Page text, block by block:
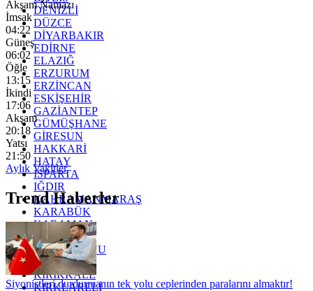
DENİZLİ
DÜZCE
DİYARBAKIR
EDİRNE
ELAZIĞ
ERZURUM
ERZİNCAN
ESKİŞEHİR
GAZİANTEP
GÜMÜŞHANE
GİRESUN
HAKKARİ
HATAY
ISPARTA
IĞDIR
KAHRAMANMARAŞ
KARABÜK
KARAMAN
KARS
KASTAMONU
KAYSERİ
KIRIKKALE
KIRKLARELİ
Akşam Namazı
İmsak
04:22
Güneş
06:02
Öğle
13:15
İkindi
17:06
Akşam
20:18
Yatsı
21:50
Aylık Vakitler
Trend Haberler
Siyonistleri durdurmanın tek yolu ceplerinden paralarını almaktır!